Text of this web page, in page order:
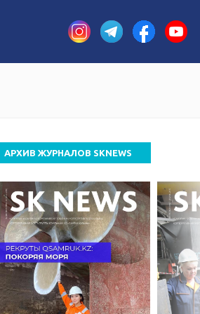
АРХИВ ЖУРНАЛОВ SKNEWS